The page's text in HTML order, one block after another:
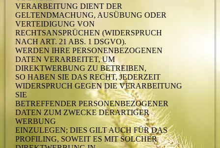
VERARBEITUNG DIENT DER
GELTENDMACHUNG, AUSÜBUNG ODER
VERTEIDIGUNG VON
RECHTSANSPRÜCHEN (WIDERSPRUCH
NACH ART. 21 ABS. 1 DSGVO).
WERDEN IHRE PERSONENBEZOGENEN
DATEN VERARBEITET, UM
DIREKTWERBUNG ZU BETREIBEN,
SO HABEN SIE DAS RECHT, JEDERZEIT
WIDERSPRUCH GEGEN DIE VERARBEITUNG
SIE
BETREFFENDER PERSONENBEZOGENER
DATEN ZUM ZWECKE DERARTIGER
WERBUNG
EINZULEGEN; DIES GILT AUCH FÜR DAS
PROFILING, SOWEIT ES MIT SOLCHER